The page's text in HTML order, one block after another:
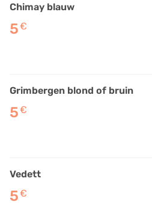
Chimay blauw
5€
Grimbergen blond of bruin
5€
Vedett
5€